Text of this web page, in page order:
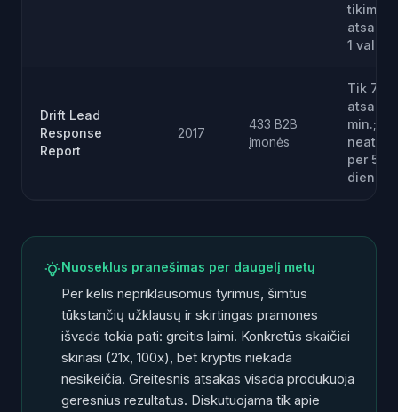
tikimybė
1 val.
Drift Lead
Response
Report
2017
433 B2B
įmonės
Tik 7%
atsakė
min.;
per 5
dienas
Nuoseklus pranešimas per daugelį metų
Per kelis nepriklausomus tyrimus, šimtus
tūkstančių užklausų ir skirtingas pramones
išvada tokia pati: greitis laimi. Konkretūs skaičiai
skiriasi (21x, 100x), bet kryptis niekada
nesikeičia. Greitesnis atsakas visada produkuoja
geresnius rezultatus. Diskutuojama tik apie